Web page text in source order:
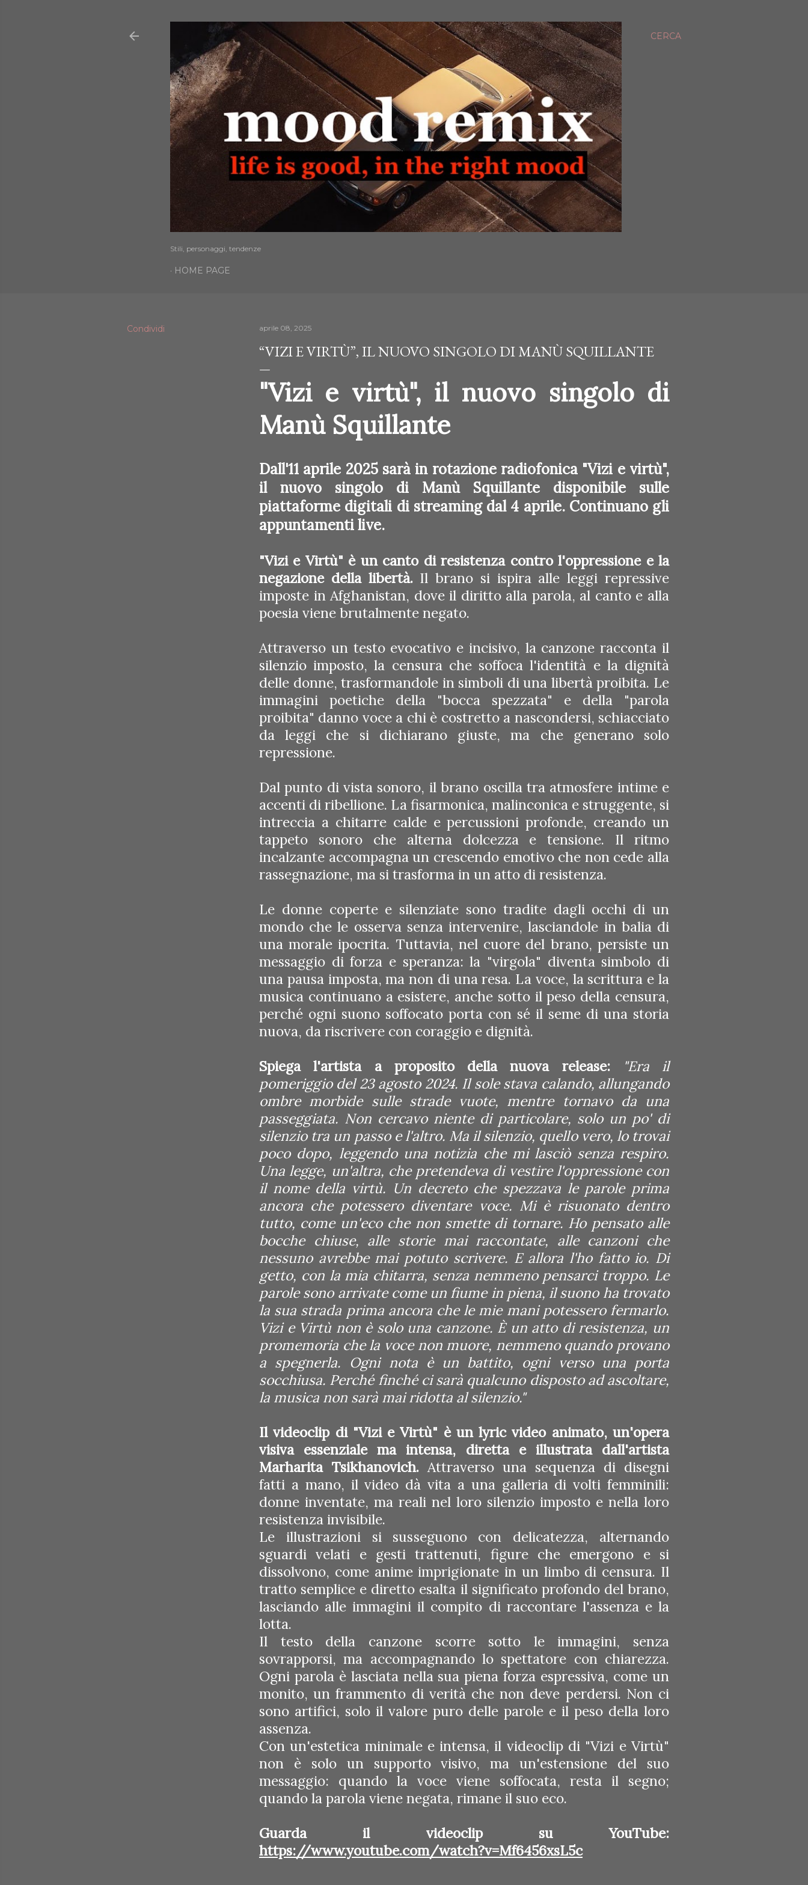
CERCA
Stili, personaggi, tendenze
HOME PAGE
Condividi aprile 08, 2025
“VIZI E VIRTÙ”, IL NUOVO SINGOLO DI MANÙ SQUILLANTE
"Vizi e virtù", il nuovo singolo di
Manù Squillante
Dall'11 aprile 2025 sarà in rotazione radiofonica "Vizi e virtù",
il nuovo singolo di Manù Squillante disponibile sulle
piattaforme digitali di streaming dal 4 aprile. Continuano gli
appuntamenti live.
"Vizi e Virtù" è un canto di resistenza contro l'oppressione e la
negazione della libertà. Il brano si ispira alle leggi repressive
imposte in Afghanistan, dove il diritto alla parola, al canto e alla
poesia viene brutalmente negato.
Attraverso un testo evocativo e incisivo, la canzone racconta il
silenzio imposto, la censura che soffoca l'identità e la dignità
delle donne, trasformandole in simboli di una libertà proibita. Le
immagini poetiche della "bocca spezzata" e della "parola
proibita" danno voce a chi è costretto a nascondersi, schiacciato
da leggi che si dichiarano giuste, ma che generano solo
repressione.
Dal punto di vista sonoro, il brano oscilla tra atmosfere intime e
accenti di ribellione. La fisarmonica, malinconica e struggente, si
intreccia a chitarre calde e percussioni profonde, creando un
tappeto sonoro che alterna dolcezza e tensione. Il ritmo
incalzante accompagna un crescendo emotivo che non cede alla
rassegnazione, ma si trasforma in un atto di resistenza.
Le donne coperte e silenziate sono tradite dagli occhi di un
mondo che le osserva senza intervenire, lasciandole in balia di
una morale ipocrita. Tuttavia, nel cuore del brano, persiste un
messaggio di forza e speranza: la "virgola" diventa simbolo di
una pausa imposta, ma non di una resa. La voce, la scrittura e la
musica continuano a esistere, anche sotto il peso della censura,
perché ogni suono soffocato porta con sé il seme di una storia
nuova, da riscrivere con coraggio e dignità.
Spiega l'artista a proposito della nuova release:
"Era il
pomeriggio del 23 agosto 2024. Il sole stava calando, allungando
ombre morbide sulle strade vuote, mentre tornavo da una
passeggiata. Non cercavo niente di particolare, solo un po' di
silenzio tra un passo e l'altro. Ma il silenzio, quello vero, lo trovai
poco dopo, leggendo una notizia che mi lasciò senza respiro.
Una legge, un'altra, che pretendeva di vestire l'oppressione con
il nome della virtù. Un decreto che spezzava le parole prima
ancora che potessero diventare voce. Mi è risuonato dentro
tutto, come un'eco che non smette di tornare. Ho pensato alle
bocche chiuse, alle storie mai raccontate, alle canzoni che
nessuno avrebbe mai potuto scrivere. E allora l'ho fatto io. Di
getto, con la mia chitarra, senza nemmeno pensarci troppo. Le
parole sono arrivate come un fiume in piena, il suono ha trovato
la sua strada prima ancora che le mie mani potessero fermarlo.
Vizi e Virtù non è solo una canzone. È un atto di resistenza, un
promemoria che la voce non muore, nemmeno quando provano
a spegnerla. Ogni nota è un battito, ogni verso una porta
socchiusa. Perché finché ci sarà qualcuno disposto ad ascoltare,
la musica non sarà mai ridotta al silenzio."
Il videoclip di "Vizi e Virtù" è un lyric video animato, un'opera
visiva essenziale ma intensa, diretta e illustrata dall'artista
Marharita Tsikhanovich.Attraverso una sequenza di disegni
fatti a mano, il video dà vita a una galleria di volti femminili:
donne inventate, ma reali nel loro silenzio imposto e nella loro
resistenza invisibile.
Le illustrazioni si susseguono con delicatezza, alternando
sguardi velati e gesti trattenuti, figure che emergono e si
dissolvono, come anime imprigionate in un limbo di censura. Il
tratto semplice e diretto esalta il significato profondo del brano,
lasciando alle immagini il compito di raccontare l'assenza e la
lotta.
Il testo della canzone scorre sotto le immagini, senza
sovrapporsi, ma accompagnando lo spettatore con chiarezza.
Ogni parola è lasciata nella sua piena forza espressiva, come un
monito, un frammento di verità che non deve perdersi. Non ci
sono artifici, solo il valore puro delle parole e il peso della loro
assenza.
Con un'estetica minimale e intensa, il videoclip di "Vizi e Virtù"
non è solo un supporto visivo, ma un'estensione del suo
messaggio: quando la voce viene soffocata, resta il segno;
quando la parola viene negata, rimane il suo eco.
Guarda il videoclip su YouTube:
https://www.youtube.com/watch?v=Mf6456xsL5c